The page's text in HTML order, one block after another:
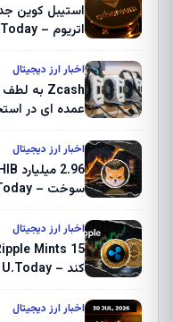
استیبل کوین
اتریوم – U.Today راه اندازی می شود
اخبار ارز دیجیتال
عمده ای در
اخبار ارز دیجیتال
سوخت – U.Today
اخبار ارز دیجیتال
کند – U.Today
اخبار ارز دیجیتال